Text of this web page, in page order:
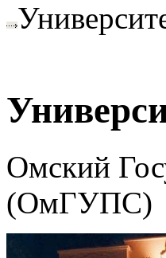
Омский
(ОмГУПС)